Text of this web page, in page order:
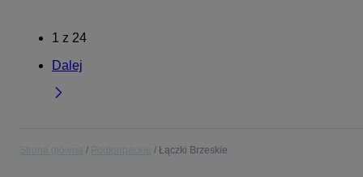
1 z 24
Dalej
Łączki Brzeskie